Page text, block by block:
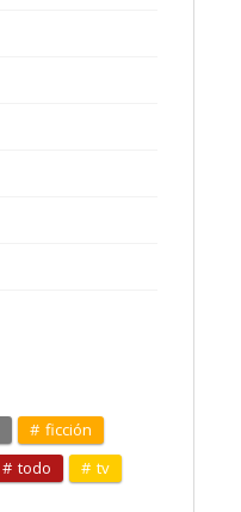
ficción
todo tv